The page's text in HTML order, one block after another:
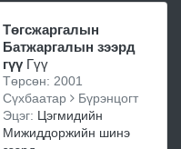
Төгсжаргалын
Батжаргалын зээрд
гүү Гүү
Төрсөн: 2001
Сүхбаатар
Бүрэнцогт
Эцэг: Цэгмидийн
Мижиддоржийн шинэ